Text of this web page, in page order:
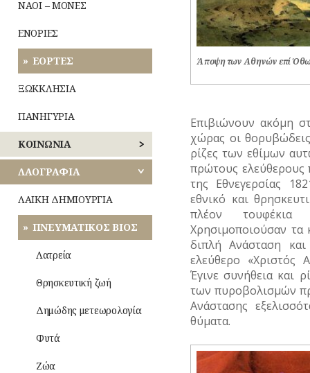
ΝΑΟΙ-
ΜΟΝΕΣ
ΝΕΚΡΟΤΑΦΕΙΑ
ΝΟΣΟΚΟΜΕΙΑ
ΠΕΡΙΧΩΡΑ
ΠΛΑΤΕΙΕΣ
ΠΛΗΘΥΣΜΟΣ
ΠΟΛΕΟΔΟΜΙΑ
ΠΟΤΑΜΟΙ
ΠΡΑΣΙΝΟ-
ΚΗΠΟΙ
ΡΕΜΑΤΑ
ΜΟΥΣΙΚΗ
ΟΛΥΜΠΙΑΚΟΙ
ΑΓΩΝΕΣ
ΤΗΛΕΟΡΑΣΗ
ΦΩΤΟΓΡΑΦΙΑ
ΝΑΟΙ – ΜΟΝΕΣ
ΕΝΟΡΙΕΣ
ΕΟΡΤΕΣ
ΞΩΚΚΛΗΣΙΑ
ΠΑΝΗΓΥΡΙΑ
ΚΟΙΝΩΝΙΑ
ΑΝΘΡΩΠΙΝΕΣ
ΙΣΤΟΡΙΕΣ
ΑΣΤΥΝΟΜΙΑ
ΚΑΘΗΜΕΡΙΝΗ
ΖΩΗ
ΜΙΚΡΕΣ
ΙΣΤΟΡΙΕΣ
ΝΑΡΚΩΤΙΚΑ
(ΦΥΣΙΟΓΝΩΜΙΕΣ)
ΛΑΟΓΡΑΦΙΑ
ΛΑΙΚΗ ΔΗΜΙΟΥΡΓΙΑ
Οίκος
–
Αυλή
Τροφές
Ποτά
Ενδυμασία
–
ΠΝΕΥΜΑΤΙΚΟΣ ΒΙΟΣ
Λατρεία
Θρησκευτική ζωή
Δημώδης μετεωρολογία
Φυτά
Ζώα
Άποψη των Αθηνών επί
Επιβιώνουν ακόμη
χώρας οι
ρίζες των εθίμων
πρώτους ελεύθερους
της Εθνεγερσίας
εθνικό και
πλέον τουφέκια
Χρησιμοποιούσαν τα
διπλή Ανάσταση
ελεύθερο «Χριστός
Έγινε συνήθεια και
των πυροβολισμών
Ανάστασης
θύματα.